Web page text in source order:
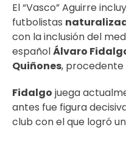
El “Vasco” Aguirre
futbolistas
con la inclusión del
españolÁlvaro
Quiñones, procedente
Fidalgo juega
antes fue figura
club con el que logró